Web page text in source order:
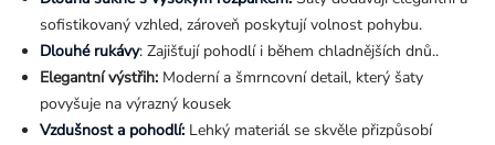
sofistikovaný vzhled, zároveň poskytují volnost pohybu.
Dlouhé rukávy: Zajišťují pohodlí i během chladnějších dnů..
Elegantní výstřih: Moderní a šmrncovní detail, který šaty
povyšuje na výrazný kousek
Vzdušnost a pohodlí: Lehký materiál se skvěle přizpůsobí